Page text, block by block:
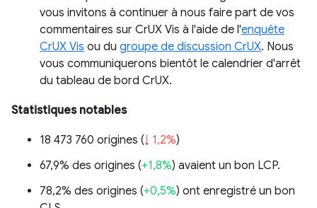
vous invitons à continuer à nous faire part de vos
commentaires sur CrUX Vis à l'aide de l'enquête
CrUX Vis ou du groupe de discussion CrUX. Nous
vous communiquerons bientôt le calendrier d'arrêt
du tableau de bord CrUX.
Statistiques notables
18 473 760 origines (↓ 1,2%)
67,9% des origines (+1,8%) avaient un bon LCP.
78,2% des origines (+0,5%) ont enregistré un bon